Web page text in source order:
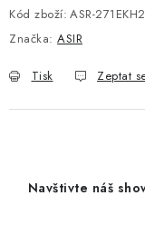
Kód zboží: ASR-
Značka: ASIR
Tisk Zeptat
Navštivte náš